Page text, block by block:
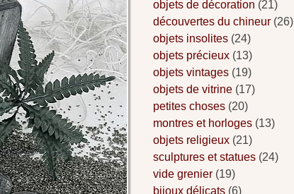
objets de décoration (21)
découvertes du chineur (26)
objets insolites (24)
objets précieux (13)
objets vintages (19)
objets de vitrine (17)
petites choses (20)
montres et horloges (13)
objets religieux (21)
sculptures et statues (24)
vide grenier (19)
bijoux délicats (6)